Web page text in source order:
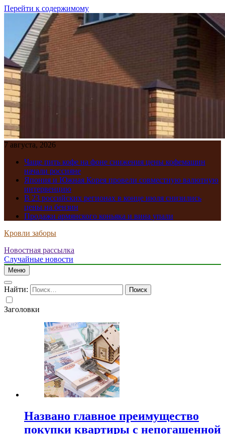
Перейти к содержимому
7 августа, 2026
Чаще пить кофе на фоне снижения цены кофемашин
начали россияне
Япония и Южная Корея провели совместную валютную
интервенцию
В 23 российских регионах в конце июля снизились
цены на бензин
Продажи армянского коньяка и вина упали
Кровли заборы
Новостная рассылка
Случайные новости
Меню
Найти:
Заголовки
Названо главное преимущество
покупки квартиры с непогашенной